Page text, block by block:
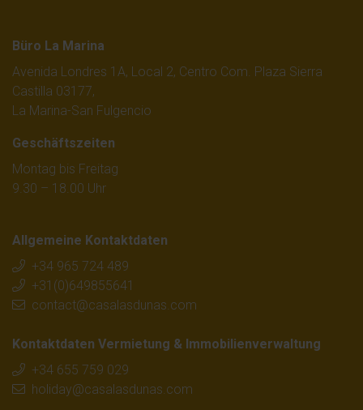
Büro La Marina
Avenida Londres 1A, Local 2, Centro Com. Plaza Sierra
Castilla 03177,
La Marina-San Fulgencio
Geschäftszeiten
Montag bis Freitag
9.30 – 18.00 Uhr
Allgemeine Kontaktdaten
+34 965 724 489
+31(0)649855641
contact@casalasdunas.com
Kontaktdaten Vermietung & Immobilienverwaltung
+34 655 759 029
holiday@casalasdunas.com